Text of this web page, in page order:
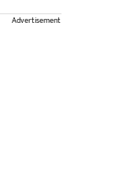
Advertisement